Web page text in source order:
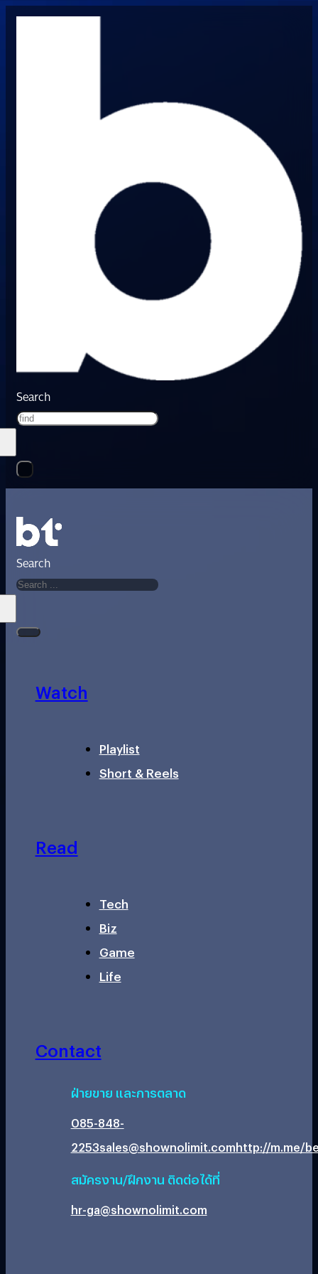
Search
Search
Watch
Playlist
Short & Reels
Read
Tech
Biz
Game
Life
Contact
ฝ่ายขาย และการตลาด
085-848-
2253sales@shownolimit.comhttp://m.me/
สมัครงาน/ฝึกงาน ติดต่อได้ที่
hr-ga@shownolimit.com